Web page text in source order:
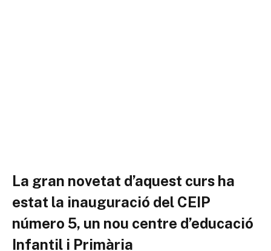
La gran novetat d’aquest curs ha
estat la inauguració del CEIP
número 5, un nou centre d’educació
Infantil i Primària